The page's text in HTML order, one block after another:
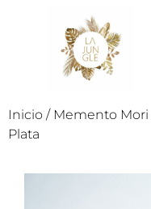
Inicio / Memento Mori
Plata